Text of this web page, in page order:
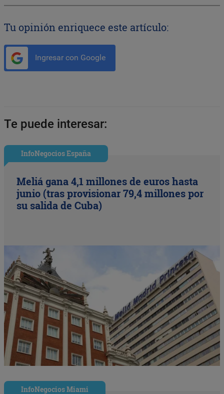
Tu opinión enriquece este artículo:
Ingresar con Google
Te puede interesar:
InfoNegocios España
Meliá gana 4,1 millones de euros hasta
junio (tras provisionar 79,4 millones por
su salida de Cuba)
InfoNegocios Miami